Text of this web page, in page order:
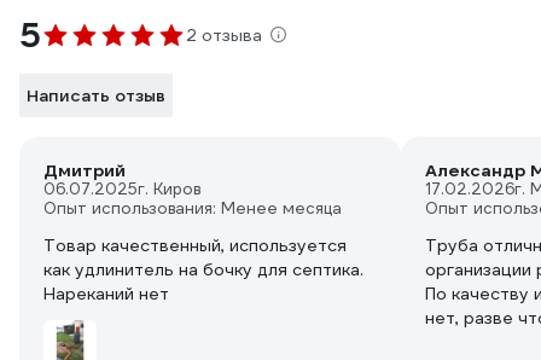
5 2 отзыва
Написать отзыв
Дмитрий
06.07.2025г. Киров
Опыт использования: Менее месяца
Товар качественный, используется
как удлинитель на бочку для септика.
Нареканий нет
Александр
17.02.2026г.
Опыт
Труба
организации
По качеству
нет, разве